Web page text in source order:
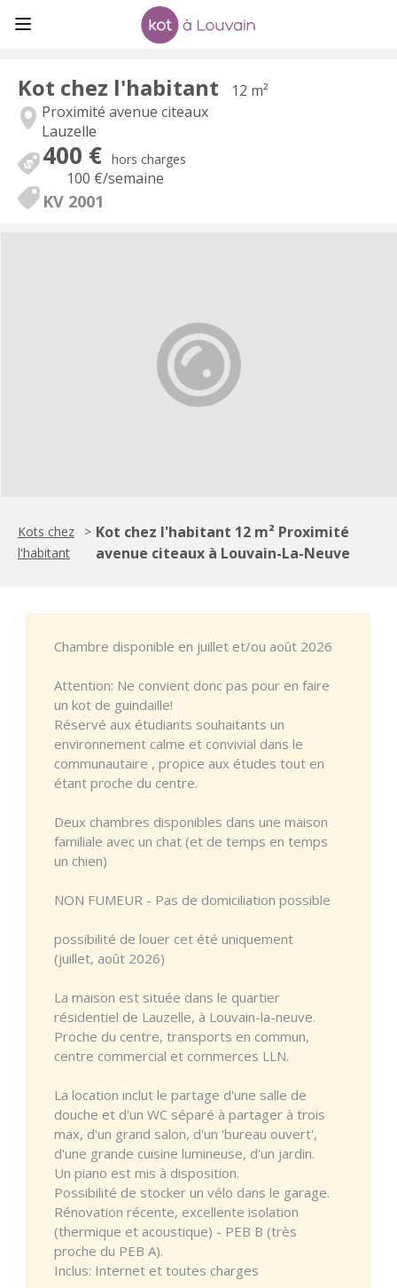
Kot chez l'habitant
12 m²
Proximité avenue citeaux
Lauzelle
400 € hors charges
100 €/semaine
KV 2001
Kots chez
l'habitant
> Kot chez l'habitant 12 m² Proximité
avenue citeaux à Louvain-La-Neuve
Chambre disponible en juillet et/ou août 2026
Attention: Ne convient donc pas pour en faire
un kot de guindaille!
Réservé aux étudiants souhaitants un
environnement calme et convivial dans le
communautaire , propice aux études tout en
étant proche du centre.
Deux chambres disponibles dans une maison
familiale avec un chat (et de temps en temps
un chien)
NON FUMEUR - Pas de domiciliation possible
possibilité de louer cet été uniquement
(juillet, août 2026)
La maison est située dans le quartier
résidentiel de Lauzelle, à Louvain-la-neuve.
Proche du centre, transports en commun,
centre commercial et commerces LLN.
La location inclut le partage d'une salle de
douche et d'un WC séparé à partager à trois
max, d'un grand salon, d'un 'bureau ouvert',
d'une grande cuisine lumineuse, d'un jardin.
Un piano est mis à disposition.
Possibilité de stocker un vélo dans le garage.
Rénovation récente, excellente isolation
(thermique et acoustique) - PEB B (très
proche du PEB A).
Inclus: Internet et toutes charges